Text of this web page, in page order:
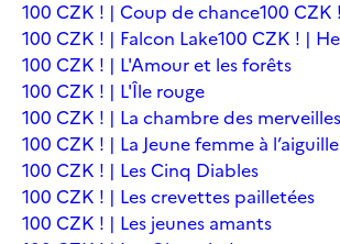
100 CZK ! | Coup de chance100 CZK
100 CZK ! | Falcon Lake100 CZK ! |
100 CZK ! | L'Amour et les forêts
100 CZK ! | L'Île rouge
100 CZK ! | La chambre des merveilles
100 CZK ! | La Jeune femme à l’aiguille
100 CZK ! | Les Cinq Diables
100 CZK ! | Les crevettes pailletées
100 CZK ! | Les jeunes amants